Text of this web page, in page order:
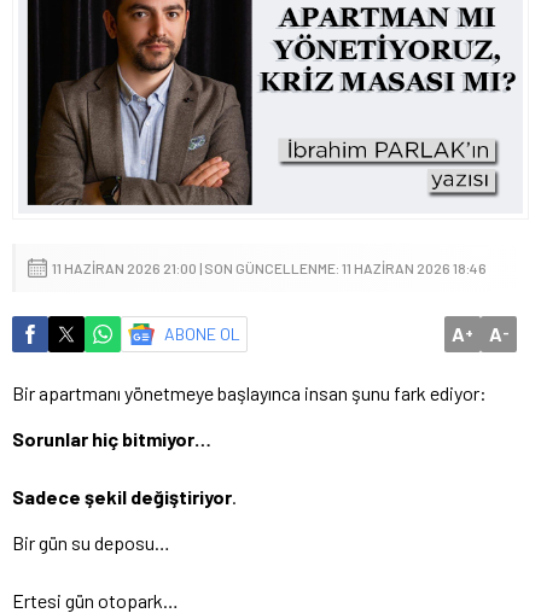
11 HAZIRAN 2026 21:00 | SON GÜNCELLENME: 11 HAZIRAN 2026 18:46
ABONE OL A+ A-
Bir apartmanı yönetmeye başlayınca insan şunu fark ediyor:
Sorunlar hiç bitmiyor…
Sadece şekil değiştiriyor.
Bir gün su deposu…
Ertesi gün otopark…